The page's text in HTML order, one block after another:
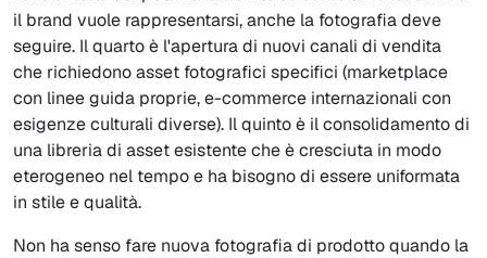
il brand vuole rappresentarsi, anche la fotografia deve
seguire. Il quarto è l'apertura di nuovi canali di vendita
che richiedono asset fotografici specifici (marketplace
con linee guida proprie, e-commerce internazionali con
esigenze culturali diverse). Il quinto è il consolidamento di
una libreria di asset esistente che è cresciuta in modo
eterogeneo nel tempo e ha bisogno di essere uniformata
in stile e qualità.
Non ha senso fare nuova fotografia di prodotto quando la